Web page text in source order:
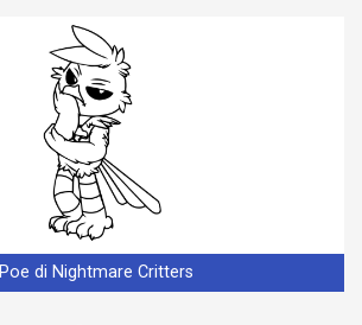
Poe di Nightmare Critters